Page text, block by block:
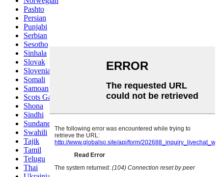
Pashto
Persian
Punjabi
Serbian
Sesotho
Sinhala
Slovak
Slovenian
Somali
Samoan
Scots Gaelic
Shona
Sindhi
Sundanese
Swahili
Tajik
Tamil
Telugu
Thai